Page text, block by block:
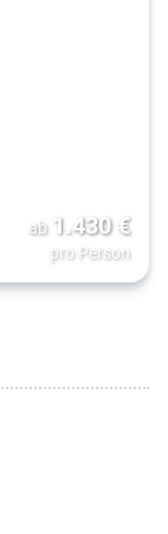
ab 1.430€
pro Person